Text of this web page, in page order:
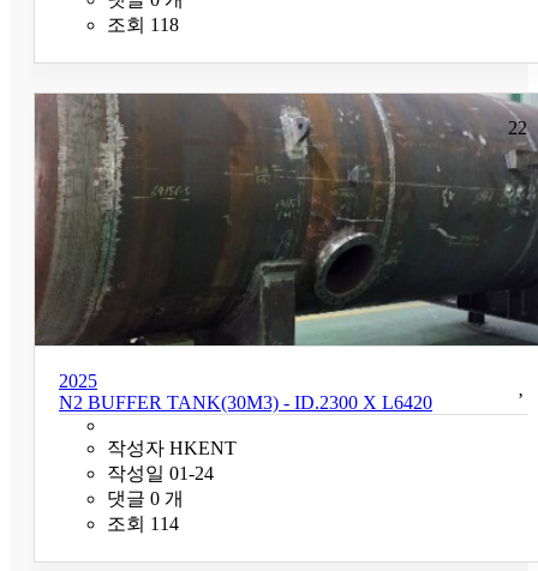
조회 118
22
2025
N2 BUFFER TANK(30M3) - ID.2300 X L6420
작성자 HKENT
작성일 01-24
댓글 0 개
조회 114